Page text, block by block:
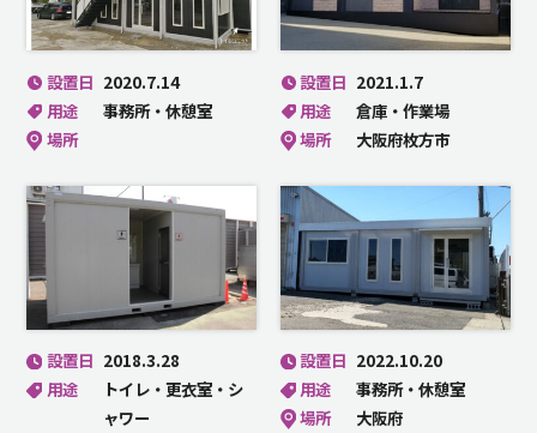
設置日 2020.7.14
用途
事務所・休憩室
場所
設置日 2021.1.7
用途
倉庫・作業場
場所
大阪府枚方市
設置日 2018.3.28
用途
トイレ・更衣室・シ
ャワー
設置日 2022.10.20
用途
事務所・休憩室
場所
大阪府